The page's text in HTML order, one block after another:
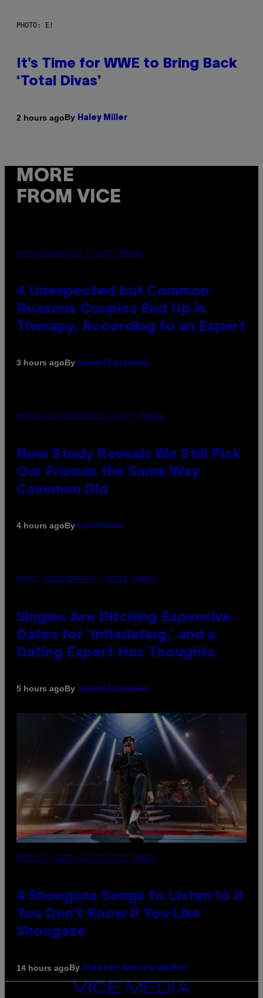
PHOTO: E!
It’s Time for WWE to Bring Back
‘Total Divas’
2 hours agoBy Haley Miller
MORE
FROM VICE
PHOTO: GCSHUTTER / GETTY IMAGES
4 Unexpected but Common
Reasons Couples End Up in
Therapy, According to an Expert
3 hours agoBy Sammi Caramela
PHOTO: CSA-PRINTSTOCK / GETTY IMAGES
New Study Reveals We Still Pick
Our Friends the Same Way
Cavemen Did
4 hours agoBy Luis Prada
PHOTO: PIXELSEFFECT / GETTY IMAGES
Singles Are Ditching Expensive
Dates for ‘Infladating,’ and a
Dating Expert Has Thoughts
5 hours agoBy Sammi Caramela
PHOTO BY SCOTT LEGATO/GETTY IMAGES
4 Shoegaze Songs to Listen to if
You Don’t Know if You Like
Shoegaze
14 hours agoBy Stephen Andrew Galiher
VICE